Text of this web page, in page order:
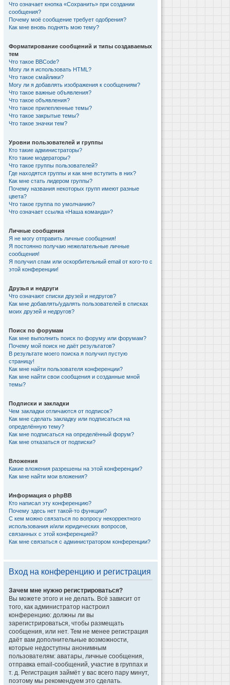
Что означает кнопка «Сохранить» при создании
сообщения?
Почему моё сообщение требует одобрения?
Как мне вновь поднять мою тему?
Форматирование сообщений и типы создаваемых
тем
Что такое BBCode?
Могу ли я использовать HTML?
Что такое смайлики?
Могу ли я добавлять изображения к сообщениям?
Что такое важные объявления?
Что такое объявления?
Что такое прилепленные темы?
Что такое закрытые темы?
Что такое значки тем?
Уровни пользователей и группы
Кто такие администраторы?
Кто такие модераторы?
Что такое группы пользователей?
Где находятся группы и как мне вступить в них?
Как мне стать лидером группы?
Почему названия некоторых групп имеют разные
цвета?
Что такое группа по умолчанию?
Что означает ссылка «Наша команда»?
Личные сообщения
Я не могу отправить личные сообщения!
Я постоянно получаю нежелательные личные
сообщения!
Я получил спам или оскорбительный email от кого-то с
этой конференции!
Друзья и недруги
Что означают списки друзей и недругов?
Как мне добавлять/удалять пользователей в списках
моих друзей и недругов?
Поиск по форумам
Как мне выполнить поиск по форуму или форумам?
Почему мой поиск не даёт результатов?
В результате моего поиска я получил пустую
страницу!
Как мне найти пользователя конференции?
Как мне найти свои сообщения и созданные мной
темы?
Подписки и закладки
Чем закладки отличаются от подписок?
Как мне сделать закладку или подписаться на
определённую тему?
Как мне подписаться на определённый форум?
Как мне отказаться от подписки?
Вложения
Какие вложения разрешены на этой конференции?
Как мне найти мои вложения?
Информация о phpBB
Кто написал эту конференцию?
Почему здесь нет такой-то функции?
С кем можно связаться по вопросу некорректного
использования и/или юридических вопросов,
связанных с этой конференцией?
Как мне связаться с администратором конференции?
Вход на конференцию и регистрация
Зачем мне нужно регистрироваться?
Вы можете этого и не делать. Всё зависит от
того, как администратор настроил
конференцию: должны ли вы
зарегистрироваться, чтобы размещать
сообщения, или нет. Тем не менее регистрация
даёт вам дополнительные возможности,
которые недоступны анонимным
пользователям: аватары, личные сообщения,
отправка email-сообщений, участие в группах и
т. д. Регистрация займёт у вас всего пару минут,
поэтому мы рекомендуем это сделать.